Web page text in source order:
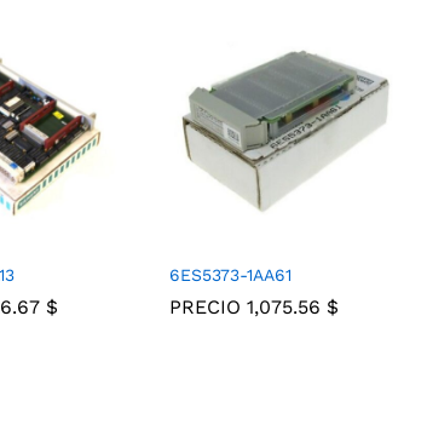
$
6ES5373-1AA61
PRECIO 1,075.56 $